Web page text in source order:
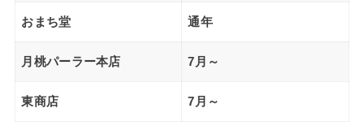
おまち堂 通年
月桃パーラー本店 7月～
東商店 7月～